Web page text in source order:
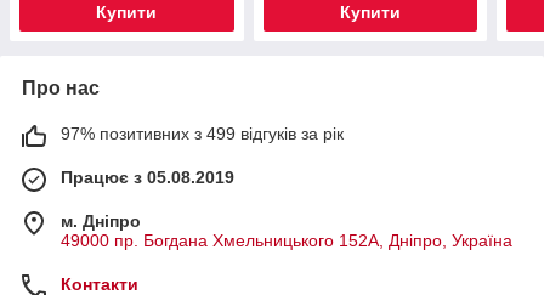
Купити Купити
Про нас
97% позитивних з 499 відгуків за рік
Працює з 05.08.2019
м. Дніпро
49000 пр. Богдана Хмельницького 152А, Дніпро, Україна
Контакти